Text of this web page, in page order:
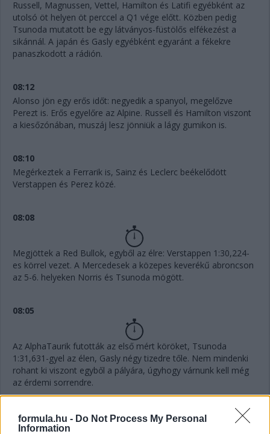
formula.hu - Do Not Process My Personal
Information
Russell, Magnussen, Vettel, Hamilton és Latifi egyébként az
utolsó öt helyen öt perccel a Q1 vége előtt. Közben pedig
Tsunoda mutatott be egy látványos-füstölős elfékezést a
sikánnál. A japán és Gasly egyébként egyaránt a fékekre
panaszkodott a rádión.
08:12
Alonso jön egy erős időt: negyedik a spanyol, megelőzve
Perezt is. Erős egyelőre az Alpine. Russell és Hamilton viszont
a kiesőzónában, muszáj lesz jönniük a lágy gumikon is.
08:10
Megérkeztek a Ferrarik is, Sainz és Leclerc beékelődött
Verstappen és Perez közé.
08:08
Megjöttek a Red Bullok, egyből az élre: Verstappen 1:30,224-
es körrel vezet. A Mercedesek a közepes keverékű abroncson
az 5-6. helyeken Norris és Tsunoda mögött.
08:05
Az AlphaTaurik futották az első mért köröket, Tsunoda
1:31,631-gyel az élen, Gasly négy tizedre tőle. Nem mindenki
rohant ki viszont egyből a pályára, úgyhogy várnunk kell még
az érdemi sorrendre.
pic.twitter.com/jBVRsF2lIP
— Scuderia AlphaTauri (@AlphaTauriF1)October 8,